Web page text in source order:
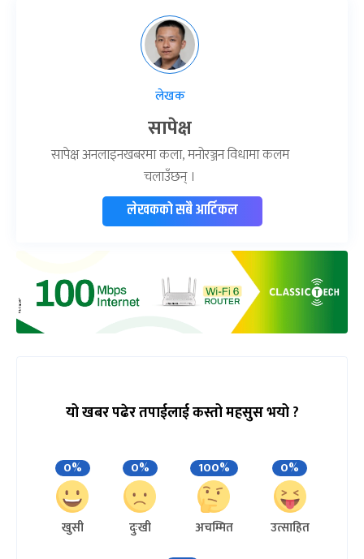
लेखक
सापेक्ष
सापेक्ष अनलाइनखबरमा कला, मनोरञ्जन विधामा कलम
चलाउँछन् ।
लेखकको सबै आर्टिकल
यो खबर पढेर तपाईलाई कस्तो महसुस भयो ?
0%
खुसी
0%
दुःखी
100%
अचम्मित
0%
उत्साहित